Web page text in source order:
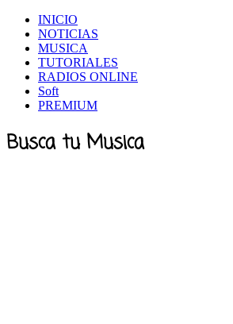
INICIO
NOTICIAS
MUSICA
TUTORIALES
RADIOS ONLINE
Soft
PREMIUM
Busca tu Musica